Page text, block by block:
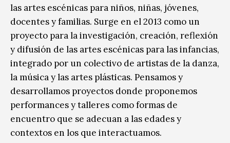
las artes escénicas para niños, niñas, jóvenes,
docentes y familias. Surge en el 2013 como un
proyecto para la investigación, creación, reflexión
y difusión de las artes escénicas para las infancias,
integrado por un colectivo de artistas de la danza,
la música y las artes plásticas. Pensamos y
desarrollamos proyectos donde proponemos
performances y talleres como formas de
encuentro que se adecuan a las edades y
contextos en los que interactuamos.